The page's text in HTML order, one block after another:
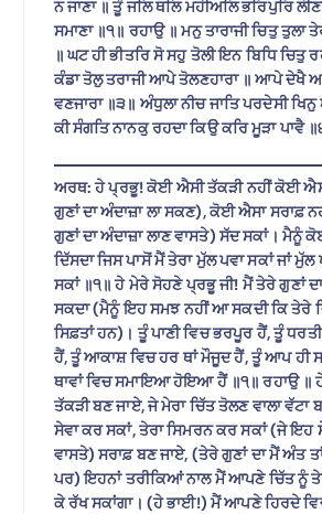
ਨ ਜਾਣਾ ॥ ਤੂੰ ਜਲਿ ਥਲਿ ਮਹੀਅਲਿ ਭਰਿਪੁਰਿ
ਸਮਾਣਾ ॥੧॥ ਰਹਾਉ ॥ ਮਨੁ ਤਾਰਾਜੀ ਚਿਤੁ ਤੁਲਾ
॥ ਘਟ ਹੀ ਭੀਤਰਿ ਸੋ ਸਹੁ ਤੋਲੀ ਇਨ ਬਿਧਿ ਚਿਤੁ
ਕੰਡਾ ਤੋਲੁ ਤਰਾਜੀ ਆਪੇ ਤੋਲਣਹਾਰਾ ॥ ਆਪੇ
ਵਣਜਾਰਾ ॥੩॥ ਅੰਧੁਲਾ ਨੀਚ ਜਾਤਿ ਪਰਦੇਸੀ
ਕੀ ਸੰਗਤਿ ਨਾਨਕੁ ਰਹਦਾ ਕਿਉ ਕਰਿ ਮੂੜਾ ਪਾਵੈ
ਅਰਥ: ਹੇ ਪ੍ਰਭੂ! ਕੋਈ ਐਸੀ ਤੱਕੜੀ ਨਹੀਂ ਕੋਈ
ਗੁਣਾਂ ਦਾ ਅੰਦਾਜ਼ਾ ਲਾ ਸਕਣ), ਕੋਈ ਐਸਾ ਸਰਾਫ਼
ਗੁਣਾਂ ਦਾ ਅੰਦਾਜ਼ਾ ਲਾਣ ਵਾਸਤੇ) ਸੱਦ ਸਕਾਂ। ਮੈਨੂੰ
ਦਿੱਸਦਾ ਜਿਸ ਪਾਸੋਂ ਮੈਂ ਤੇਰਾ ਮੁੱਲ ਪਵਾ ਸਕਾਂ ਜਾਂ ਮੁੱਲ
ਸਕਾਂ ॥੧॥ ਹੇ ਮੇਰੇ ਸੋਹਣੇ ਪ੍ਰਭੂ ਜੀ! ਮੈਂ ਤੇਰੇ ਗੁਣਾਂ
ਸਕਦਾ (ਮੈਨੂੰ ਇਹ ਸਮਝ ਨਹੀਂ ਆ ਸਕਦੀ ਕਿ ਤੇਰੇ
ਸਿਫ਼ਤਾਂ ਹਨ)। ਤੂੰ ਪਾਣੀ ਵਿਚ ਭਰਪੂਰ ਹੈਂ, ਤੂੰ
ਹੈਂ, ਤੂੰ ਆਕਾਸ਼ ਵਿਚ ਹਰ ਥਾਂ ਮੌਜੂਦ ਹੈਂ, ਤੂੰ ਆਪ ਹੀ
ਥਾਵਾਂ ਵਿਚ ਸਮਾਇਆ ਹੋਇਆ ਹੈਂ ॥੧॥ ਰਹਾਉ ॥
ਤੱਕੜੀ ਬਣ ਜਾਏ, ਜੇ ਮੇਰਾ ਚਿੱਤ ਤੋਲਣ ਵਾਲਾ ਵੱਟਾ
ਸੇਵਾ ਕਰ ਸਕਾਂ, ਤੇਰਾ ਸਿਮਰਨ ਕਰ ਸਕਾਂ (ਜੇ ਇਹ
ਵਾਸਤੇ) ਸਰਾਫ਼ ਬਣ ਜਾਏ, (ਤੇਰੇ ਗੁਣਾਂ ਦਾ ਮੈਂ ਅੰਤ
ਪਰ) ਇਹਨਾਂ ਤਰੀਕਿਆਂ ਨਾਲ ਮੈਂ ਆਪਣੇ ਚਿੱਤ ਨੂੰ
ਕੇ ਰੱਖ ਸਕਾਂਗਾ। (ਹੇ ਭਾਈ!) ਮੈਂ ਆਪਣੇ ਹਿਰਦੇ